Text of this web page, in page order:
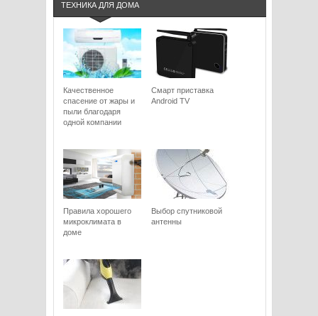
ТЕХНИКА ДЛЯ ДОМА
Качественное
спасение от жары и
пыли благодаря
одной компании
Смарт приставка
Android TV
Правила хорошего
микроклимата в
доме
Выбор спутниковой
антенны